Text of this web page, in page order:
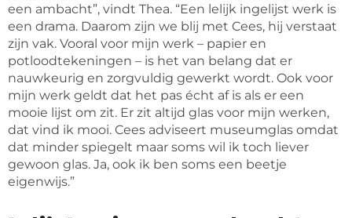
een ambacht”, vindt Thea. “Een lelijk ingelijst werk is
een drama. Daarom zijn we blij met Cees, hij verstaat
zijn vak. Vooral voor mijn werk – papier en
potloodtekeningen – is het van belang dat er
nauwkeurig en zorgvuldig gewerkt wordt. Ook voor
mijn werk geldt dat het pas écht af is als er een
mooie lijst om zit. Er zit altijd glas voor mijn werken,
dat vind ik mooi. Cees adviseert museumglas omdat
dat minder spiegelt maar soms wil ik toch liever
gewoon glas. Ja, ook ik ben soms een beetje
eigenwijs.”